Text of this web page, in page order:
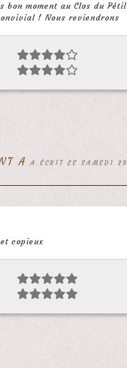
bon moment au Clos du
! Nous reviendrons
A A ÉCRIT LE SAMEDI
copieux